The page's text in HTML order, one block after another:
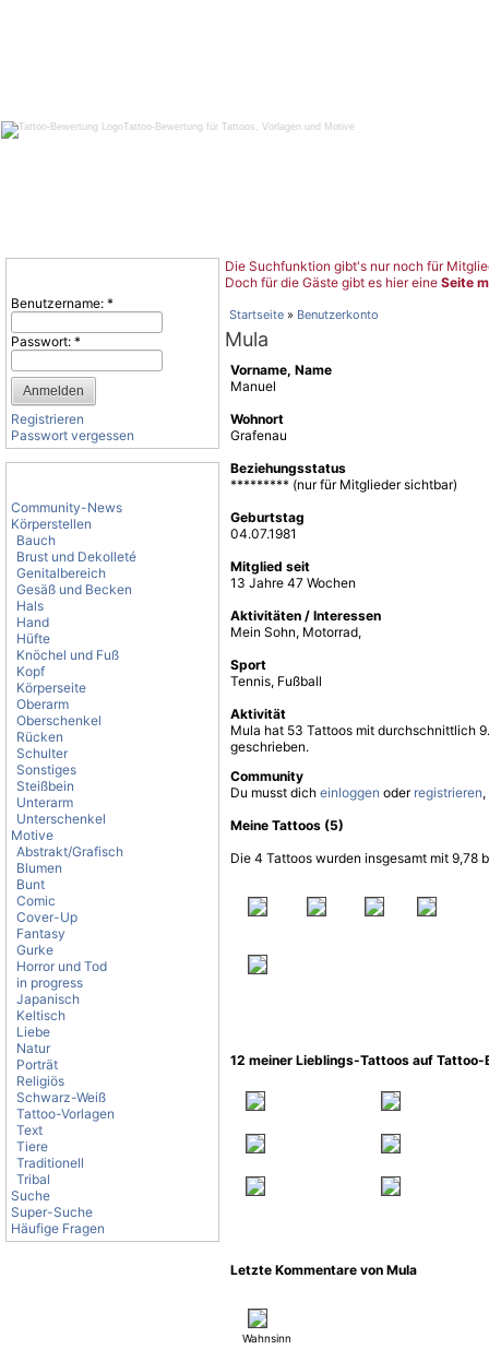
Tattoo-Bewertung für Tattoos, Vorlagen und Motive
Benutzername: *
Passwort: *
Registrieren
Passwort vergessen
Community-News
Körperstellen
Bauch
Brust und Dekolleté
Genitalbereich
Gesäß und Becken
Hals
Hand
Hüfte
Knöchel und Fuß
Kopf
Körperseite
Oberarm
Oberschenkel
Rücken
Schulter
Sonstiges
Steißbein
Unterarm
Unterschenkel
Motive
Abstrakt/Grafisch
Blumen
Bunt
Comic
Cover-Up
Fantasy
Gurke
Horror und Tod
in progress
Japanisch
Keltisch
Liebe
Natur
Porträt
Religiös
Schwarz-Weiß
Tattoo-Vorlagen
Text
Tiere
Traditionell
Tribal
Suche
Super-Suche
Häufige Fragen
Die Suchfunktion gibt's nur noch für
Doch für die Gäste gibt es hier eine Seite
Startseite » Benutzerkonto
Mula
Vorname, Name
Manuel
Wohnort
Grafenau
Beziehungsstatus
********* (nur für Mitglieder sichtbar)
Geburtstag
04.07.1981
Mitglied seit
13 Jahre 47 Wochen
Aktivitäten / Interessen
Mein Sohn, Motorrad,
Sport
Tennis, Fußball
Aktivität
Mula hat 53 Tattoos mit durchschnittlich
geschrieben.
Community
Du musst dich einloggen oder registrieren
Meine Tattoos (5)
Die 4 Tattoos wurden insgesamt mit 9,78
12 meiner Lieblings-Tattoos auf
Letzte Kommentare von Mula
Wahnsinn